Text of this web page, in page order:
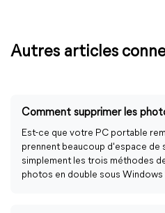
Autres articles
Est-ce que votre PC portable
prennent beaucoup d'espace de
simplement les trois méthodes
photos en double sous Windows